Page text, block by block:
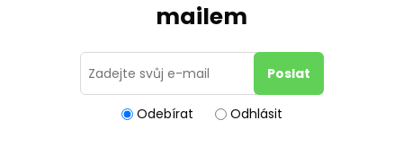
mailem
Odebírat Odhlásit